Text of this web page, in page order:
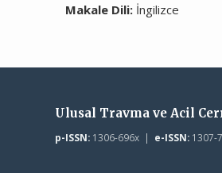
Makale Dili: İngilizce
Ulusal Travma ve Acil
p-ISSN:1306-696x | e-ISSN:1307-